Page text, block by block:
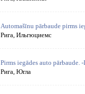
Automašīnu pārbaude pirms
Рига, Ильгюциемс
Pirms iegādes auto pārbaude.
Рига, Югла